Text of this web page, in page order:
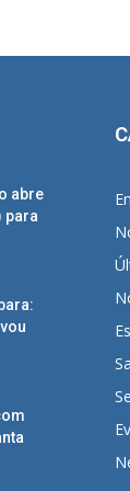
abre
para